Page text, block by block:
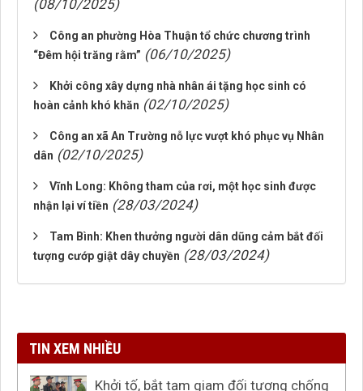
(08/10/2025)
Công an phường Hòa Thuận tổ chức chương trình
“Đêm hội trăng rằm” (06/10/2025)
Khởi công xây dựng nhà nhân ái tặng học sinh có
hoàn cảnh khó khăn (02/10/2025)
Công an xã An Trường nỗ lực vượt khó phục vụ Nhân
dân (02/10/2025)
Vĩnh Long: Không tham của rơi, một học sinh được
nhận lại ví tiền (28/03/2024)
Tam Bình: Khen thưởng người dân dũng cảm bắt đối
tượng cướp giật dây chuyền (28/03/2024)
TIN XEM NHIỀU
Khởi tố, bắt tạm giam đối tượng chống